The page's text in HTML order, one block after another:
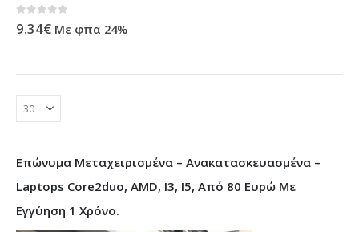
0 out of 5
9.34€ Με φπα 24%
Επώνυμα Μεταχειρισμένα – Ανακατασκευασμένα –
Laptops Core2duo, AMD, I3, I5, Από 80 Ευρώ Με
Εγγύηση 1 Χρόνο.